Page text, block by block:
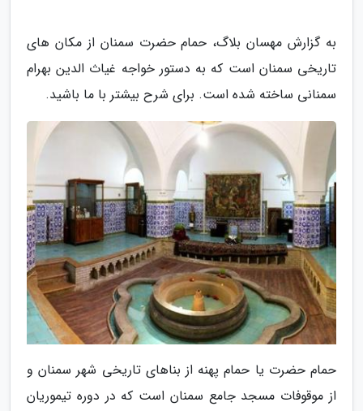
به گزارش مهسان بلاگ، حمام حضرت سمنان از مکان های
تاریخی سمنان است که به دستور خواجه غیاث الدین بهرام
سمنانی ساخته شده است. برای شرح بیشتر با ما باشید.
حمام حضرت یا حمام پهنه از بناهای تاریخی شهر سمنان و
از موقوفات مسجد جامع سمنان است که در دوره تیموریان